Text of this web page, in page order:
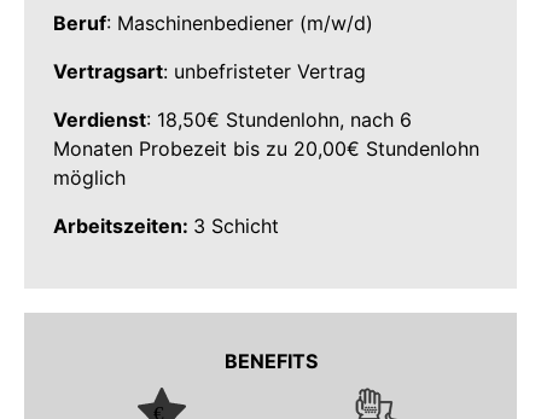
Beruf: Maschinenbediener (m/w/d)
Vertragsart: unbefristeter Vertrag
Verdienst: 18,50€ Stundenlohn, nach 6
Monaten Probezeit bis zu 20,00€ Stundenlohn
möglich
Arbeitszeiten: 3 Schicht
BENEFITS